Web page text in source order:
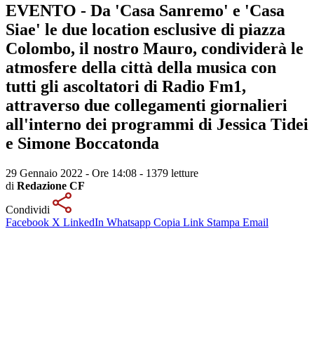
EVENTO - Da 'Casa Sanremo' e 'Casa
Siae' le due location esclusive di piazza
Colombo, il nostro Mauro, condividerà le
atmosfere della città della musica con
tutti gli ascoltatori di Radio Fm1,
attraverso due collegamenti giornalieri
all'interno dei programmi di Jessica Tidei
e Simone Boccatonda
29 Gennaio 2022 - Ore 14:08 - 1379 letture
di Redazione CF
Condividi
Facebook X LinkedIn Whatsapp Copia Link Stampa Email